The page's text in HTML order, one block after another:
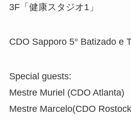
3F「健康スタジオ1」
CDO Sapporo 5° Batizado e
Special guests:
Mestre Muriel (CDO Atlanta)
Mestre Marcelo(CDO